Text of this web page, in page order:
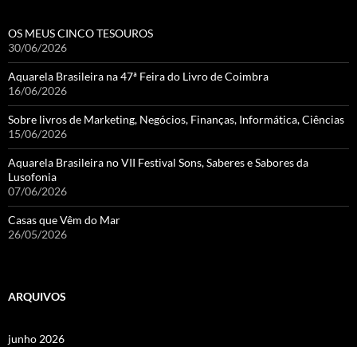
OS MEUS CINCO TESOUROS
30/06/2026
Aquarela Brasileira na 47ª Feira do Livro de Coimbra
16/06/2026
Sobre livros de Marketing, Negócios, Finanças, Informática, Ciências
15/06/2026
Aquarela Brasileira no VII Festival Sons, Saberes e Sabores da
Lusofonia
07/06/2026
Casas que Vêm do Mar
26/05/2026
ARQUIVOS
junho 2026